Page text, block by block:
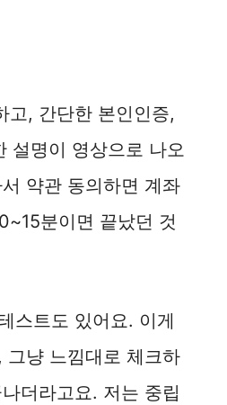
고, 간단한 본인인증,
설명이 영상으로 나오
약관 동의하면 계좌
분이면 끝났던 것
스트도 있어요. 이게
그냥 느낌대로 체크하
더라고요. 저는 중립